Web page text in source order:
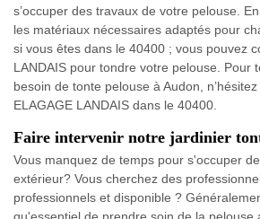
s’occuper des travaux de votre pelouse.
les matériaux nécessaires adaptés pour
si vous êtes dans le 40400 ; vous pouvez
LANDAIS pour tondre votre pelouse. Pour
besoin de tonte pelouse à Audon,
ELAGAGE LANDAIS dans le 40400.
Faire intervenir notre jardinier
Vous manquez de temps pour s'occuper
extérieur? Vous cherchez des
professionnels et disponible ?